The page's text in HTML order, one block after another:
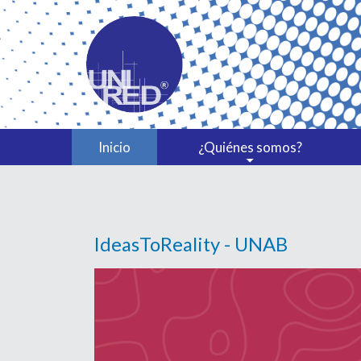
Inicio ¿Quiénes somos?
IdeasToReality - UNAB